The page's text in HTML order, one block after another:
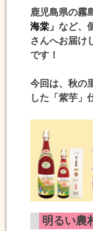
鹿児島県の霧
海棠」など、
さんへお届け
です！
今回は、秋の
した「紫芋」
明るい農